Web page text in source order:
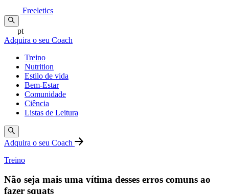
Freeletics
pt
Adquira o seu Coach
Treino
Nutrition
Estilo de vida
Bem-Estar
Comunidade
Ciência
Listas de Leitura
Adquira o seu Coach
Treino
Não seja mais uma vítima desses erros comuns ao
fazer squats